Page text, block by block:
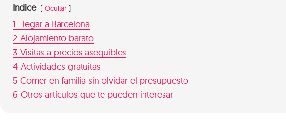
Indice Ocultar
1 Llegar a Barcelona
2 Alojamiento barato
3 Visitas a precios asequibles
4 Actividades gratuitas
5 Comer en familia sin olvidar el presupuesto
6 Otros artículos que te pueden interesar